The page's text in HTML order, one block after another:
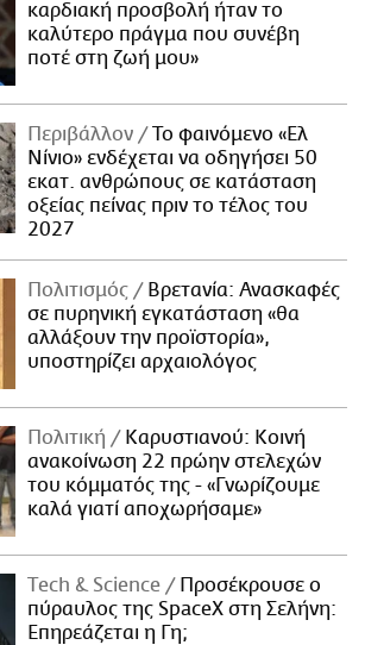
καρδιακή προσβολή ήταν το
καλύτερο πράγμα που συνέβη
ποτέ στη ζωή μου»
Περιβάλλον
Το φαινόμενο «Ελ
Νίνιο» ενδέχεται να οδηγήσει 50
εκατ. ανθρώπους σε κατάσταση
οξείας πείνας πριν το τέλος του
2027
Πολιτισμός
Βρετανία: Ανασκαφές
σε πυρηνική εγκατάσταση «θα
αλλάξουν την προϊστορία»,
υποστηρίζει αρχαιολόγος
Πολιτική
Καρυστιανού: Κοινή
ανακοίνωση 22 πρώην στελεχών
του κόμματός της - «Γνωρίζουμε
καλά γιατί αποχωρήσαμε»
Τech & Science
Προσέκρουσε ο
πύραυλος της SpaceX στη Σελήνη:
Επηρεάζεται η Γη;